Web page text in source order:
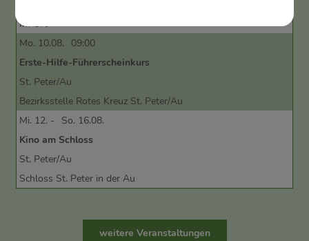
Im Ort
Mo. 10.08. 09:00
Erste-Hilfe-Führerscheinkurs
St. Peter/Au
Bezirksstelle Rotes Kreuz St. Peter/Au
Mi. 12. - So. 16.08.
Kino am Schloss
St. Peter/Au
Schloss St. Peter in der Au
weitere Veranstaltungen